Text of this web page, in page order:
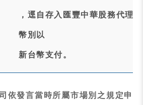
，逕自存入匯豐中華股務代理
幣別以
新台幣支付。
依發言當時所屬市場別之規定申